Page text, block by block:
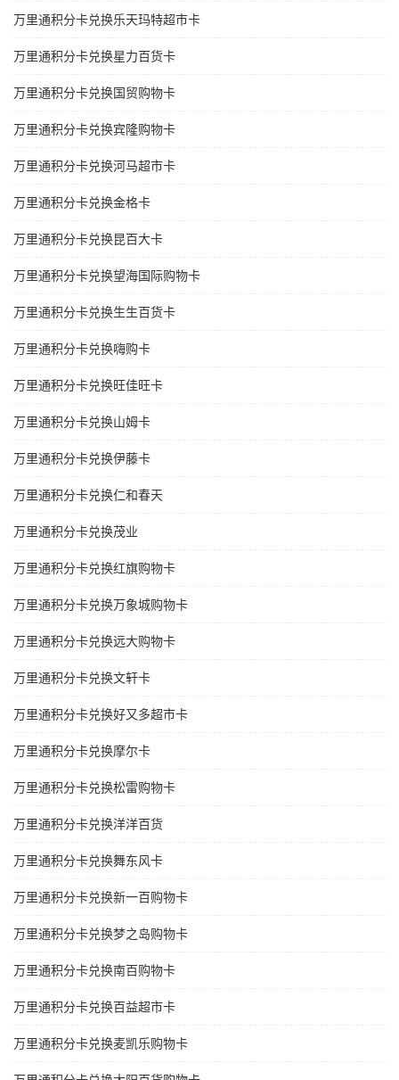
万里通积分卡兑换乐天玛特超市卡
万里通积分卡兑换星力百货卡
万里通积分卡兑换国贸购物卡
万里通积分卡兑换宾隆购物卡
万里通积分卡兑换河马超市卡
万里通积分卡兑换金格卡
万里通积分卡兑换昆百大卡
万里通积分卡兑换望海国际购物卡
万里通积分卡兑换生生百货卡
万里通积分卡兑换嗨购卡
万里通积分卡兑换旺佳旺卡
万里通积分卡兑换山姆卡
万里通积分卡兑换伊藤卡
万里通积分卡兑换仁和春天
万里通积分卡兑换茂业
万里通积分卡兑换红旗购物卡
万里通积分卡兑换万象城购物卡
万里通积分卡兑换远大购物卡
万里通积分卡兑换文轩卡
万里通积分卡兑换好又多超市卡
万里通积分卡兑换摩尔卡
万里通积分卡兑换松雷购物卡
万里通积分卡兑换洋洋百货
万里通积分卡兑换舞东风卡
万里通积分卡兑换新一百购物卡
万里通积分卡兑换梦之岛购物卡
万里通积分卡兑换南百购物卡
万里通积分卡兑换百益超市卡
万里通积分卡兑换麦凯乐购物卡